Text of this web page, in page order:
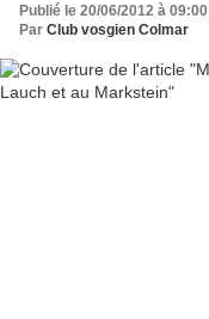
Publié le 20/06/2012 à 09:00
Par Club vosgien Colmar